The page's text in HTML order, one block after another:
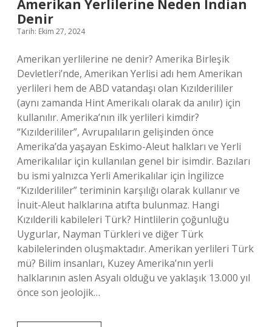
Amerikan Yerlilerine Neden Indian
Denir
Tarih: Ekim 27, 2024
Amerikan yerlilerine ne denir? Amerika Birleşik
Devletleri’nde, Amerikan Yerlisi adı hem Amerikan
yerlileri hem de ABD vatandaşı olan Kızılderililer
(aynı zamanda Hint Amerikalı olarak da anılır) için
kullanılır. Amerika’nın ilk yerlileri kimdir?
“Kızılderililer”, Avrupalıların gelişinden önce
Amerika’da yaşayan Eskimo-Aleut halkları ve Yerli
Amerikalılar için kullanılan genel bir isimdir. Bazıları
bu ismi yalnızca Yerli Amerikalılar için İngilizce
“Kızılderililer” teriminin karşılığı olarak kullanır ve
İnuit-Aleut halklarına atıfta bulunmaz. Hangi
Kızılderili kabileleri Türk? Hintlilerin çoğunluğu
Uygurlar, Nayman Türkleri ve diğer Türk
kabilelerinden oluşmaktadır. Amerikan yerlileri Türk
mü? Bilim insanları, Kuzey Amerika’nın yerli
halklarının aslen Asyalı olduğu ve yaklaşık 13.000 yıl
önce son jeolojik…